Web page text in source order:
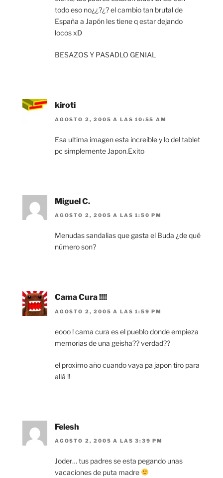
todo eso no¿¿?¿? el cambio tan brutal de
España a Japón les tiene q estar dejando
locos xD
BESAZOS Y PASADLO GENIAL
kiroti
AGOSTO 2, 2005 A LAS 10:55 AM
Esa ultima imagen esta increible y lo del tablet
pc simplemente Japon.Exito
Miguel C.
AGOSTO 2, 2005 A LAS 1:50 PM
Menudas sandalias que gasta el Buda ¿de qué
número son?
Cama Cura !!!!
AGOSTO 2, 2005 A LAS 1:59 PM
eooo ! cama cura es el pueblo donde empieza
memorias de una geisha?? verdad??
el proximo año cuando vaya pa japon tiro para
allá !!
Felesh
AGOSTO 2, 2005 A LAS 3:39 PM
Joder… tus padres se esta pegando unas
vacaciones de puta madre